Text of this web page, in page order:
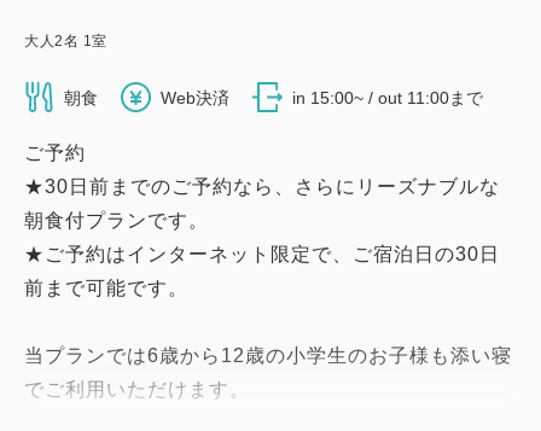
大人2名 1室
朝食 Web決済 in 15:00~ / out 11:00まで
ご予約
★30日前までのご予約なら、さらにリーズナブルな
朝食付プランです。
★ご予約はインターネット限定で、ご宿泊日の30日
前まで可能です。
当プランでは6歳から12歳の小学生のお子様も添い寝
でご利用いただけます。